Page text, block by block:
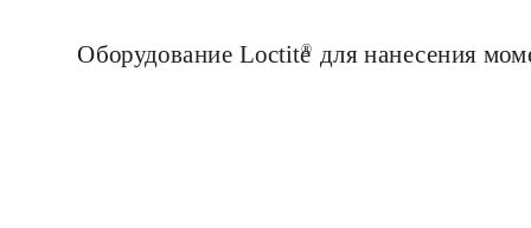
Оборудование Loctite
® для нанесения